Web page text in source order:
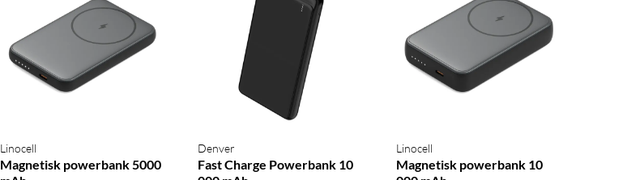
Linocell
Magnetisk powerbank 5000
Denver
Fast Charge Powerbank 10
Linocell
Magnetisk powerbank 10